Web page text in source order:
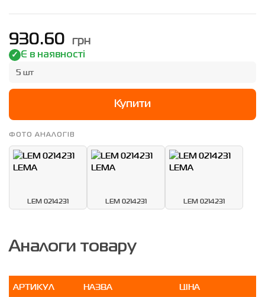
930.60 грн
Є в наявності
5 шт
Купити
ФОТО АНАЛОГІВ
LEM 0214231 LEM 0214231 LEM 0214231
Аналоги товару
АРТИКУЛ НАЗВА
ЦІНА